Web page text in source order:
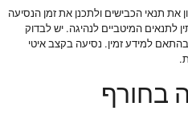
תנאי הכבישים ולתכנן את זמן הנסיעה
המיטביים לנהיגה. יש לבדוק
למידע זמין. נסיעה בקצב איטי
בחורף